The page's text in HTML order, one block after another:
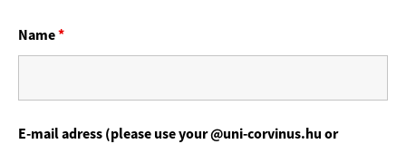
Name*
E-mail adress (please use your @uni-corvinus.hu or